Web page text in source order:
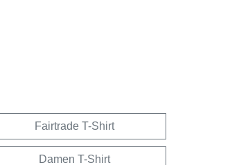
Fairtrade T-Shirt
Damen T-Shirt